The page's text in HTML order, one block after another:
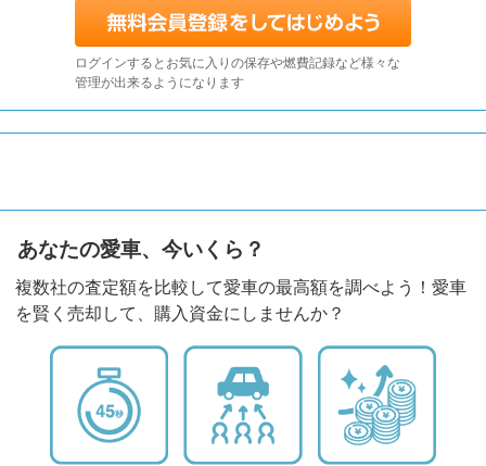
ログインするとお気に入りの保存や燃費記録など様々な
管理が出来るようになります
あなたの愛車、今いくら？
複数社の査定額を比較して愛車の最高額を調べよう！愛車
を賢く売却して、購入資金にしませんか？